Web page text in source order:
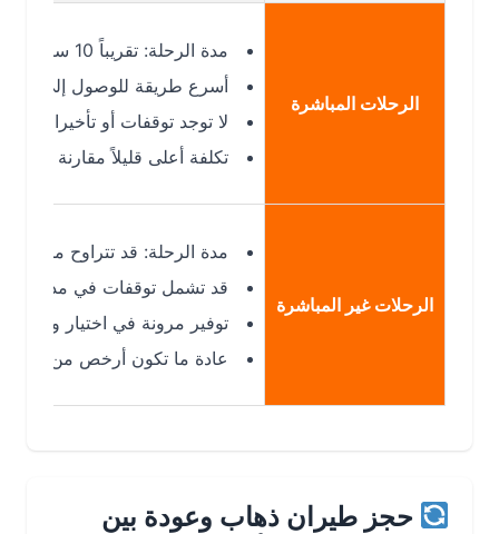
الرحلات المباشرة
مدة الرحلة: تقريباً 10 ساعات و 45 دقيقة.
أسرع طريقة للوصول إلى الرياض من
لا توجد توقفات أو تأخيرات إضافية
تكلفة أعلى قليلاً مقارنة بالرحلات
الرحلات غير المباشرة
مدة الرحلة: قد تتراوح من 12 إلى أكثر من 20 ساعة حسب عدد التوقفات.
قد تشمل توقفات في مدن وسيطة
توفير مرونة في اختيار وقت
عادة ما تكون أرخص من الرحلات
حجز طيران ذهاب وعودة بين